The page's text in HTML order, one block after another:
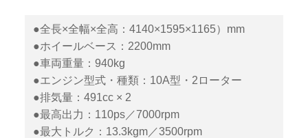
●全長×全幅×全高：4140×1595×1165）mm
●ホイールベース：2200mm
●車両重量：940kg
●エンジン型式・種類：10A型・2ローター
●排気量：491cc × 2
●最高出力：110ps／7000rpm
●最大トルク：13.3kgm／3500rpm